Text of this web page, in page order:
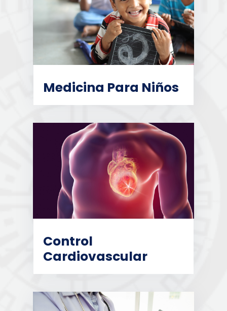
Medicina Para Niños
Control
Cardiovascular